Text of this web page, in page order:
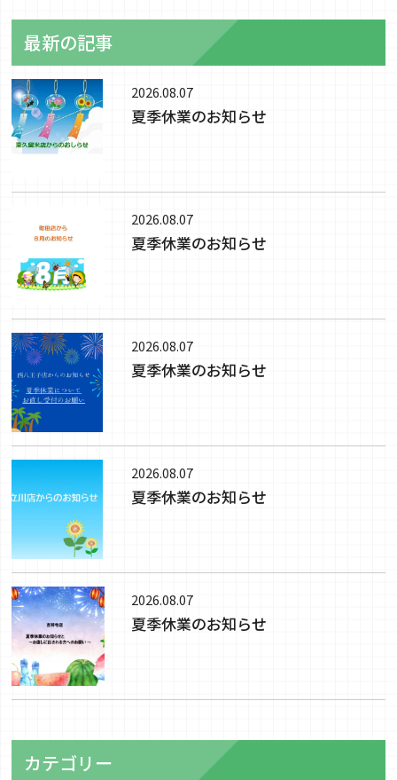
最新の記事
2026.08.07
夏季休業のお知らせ
2026.08.07
夏季休業のお知らせ
2026.08.07
夏季休業のお知らせ
2026.08.07
夏季休業のお知らせ
2026.08.07
夏季休業のお知らせ
カテゴリー